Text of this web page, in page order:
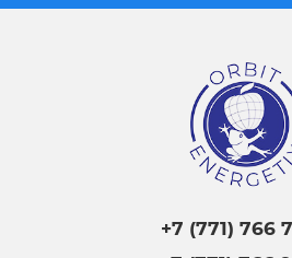
+7 (771) 766